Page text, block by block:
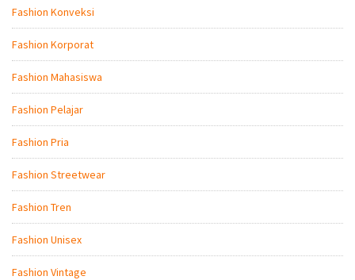
Fashion Konveksi
Fashion Korporat
Fashion Mahasiswa
Fashion Pelajar
Fashion Pria
Fashion Streetwear
Fashion Tren
Fashion Unisex
Fashion Vintage